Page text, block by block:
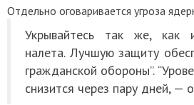
Отдельно оговаривается угроза
Укрывайтесь так же, как
налета. Лучшую защиту
гражданской обороны”.
снизится через пару дней, —